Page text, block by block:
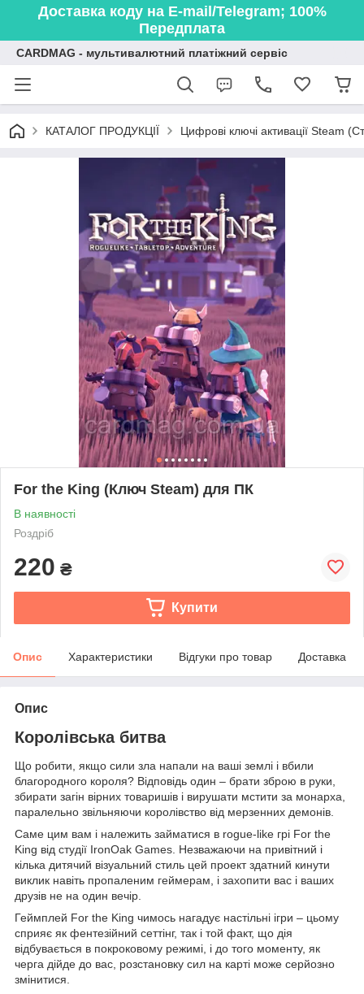
Доставка коду на E-mail/Telegram; 100%
Передплата
CARDMAG - мультивалютний платіжний сервіс
КАТАЛОГ ПРОДУКЦІЇ Цифрові ключі активації Steam
For the King (Ключ Steam) для ПК
В наявності
Роздріб
220 ₴
Купити
Опис Характеристики Відгуки про товар Доставка
Опис
Королівська битва
Що робити, якщо сили зла напали на ваші землі і вбили
благородного короля? Відповідь один – брати зброю в руки,
збирати загін вірних товаришів і вирушати мстити за монарха,
паралельно звільняючи королівство від мерзенних демонів.
Саме цим вам і належить займатися в rogue-like грі For the
King від студії IronOak Games. Незважаючи на привітний і
кілька дитячий візуальний стиль цей проект здатний кинути
виклик навіть пропаленим геймерам, і захопити вас і ваших
друзів не на один вечір.
Геймплей For the King чимось нагадує настільні ігри – цьому
сприяє як фентезійний сеттінг, так і той факт, що дія
відбувається в покроковому режимі, і до того моменту, як
черга дійде до вас, розстановку сил на карті може серйозно
змінитися.